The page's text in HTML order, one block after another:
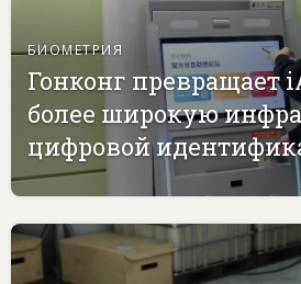
БИОМЕТРИЯ
Гонконг превращает
более широкую
цифровой